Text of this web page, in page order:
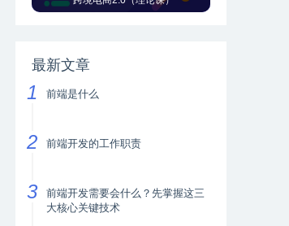
最新文章
前端是什么
前端开发的工作职责
前端开发需要会什么？先掌握这三
大核心关键技术